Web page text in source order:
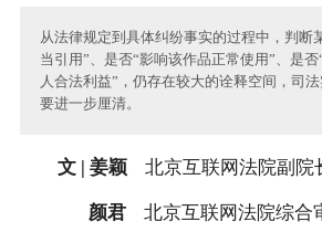
从法律规定到具体纠纷事实的过程中，判断
当引用”、是否“影响该作品正常使用”、是
人合法利益”，仍存在较大的诠释空间，司
要进一步厘清。
文 | 姜颖 北京互联网法院副院
颜君 北京互联网法院综合